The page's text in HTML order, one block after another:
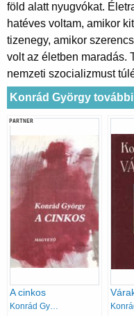
föld alatt nyugvókat.
hatéves voltam, amikor
tizenegy, amikor
volt az életben maradás.
nemzeti szocializmust
Konrád György
PARTNER
A cinkos
Konrád György